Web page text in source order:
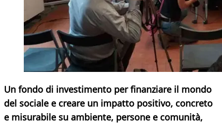
Un fondo di investimento per finanziare il mondo
del sociale e creare un impatto positivo, concreto
e misurabile su ambiente, persone e comunità,